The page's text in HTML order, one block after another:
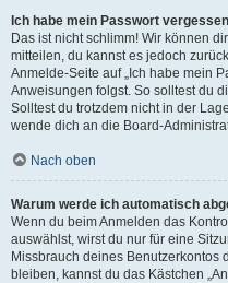
Ich habe mein Passwort
Das ist nicht schlimm! Wir können
mitteilen, du kannst es jedoch
Anmelde-Seite auf „Ich habe mein
Anweisungen folgst. So solltest du
Solltest du trotzdem nicht in der
wende dich an die Board-
Nach oben
Warum werde ich automatisch
Wenn du beim Anmelden das
auswählst, wirst du nur für eine
Missbrauch deines Benutzerkontos
bleiben, kannst du das Kästchen